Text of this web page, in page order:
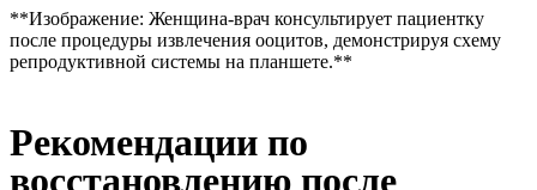
**Изображение: Женщина-врач консультирует пациентку
после процедуры извлечения ооцитов, демонстрируя схему
репродуктивной системы на планшете.**
Рекомендации по
восстановлению после